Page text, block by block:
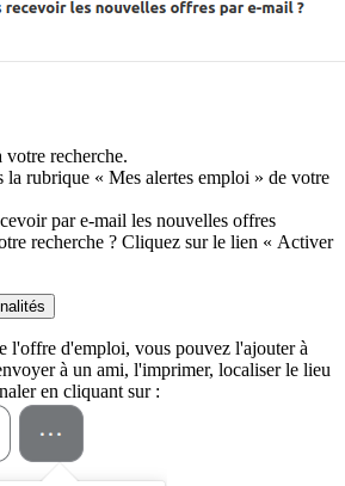
recherche.
la rubrique « Mes alertes emploi » de votre
par e-mail les nouvelles offres
recherche ? Cliquez sur le lien « Activer
l'offre d'emploi, vous pouvez l'ajouter à
à un ami, l'imprimer, localiser le lieu
en cliquant sur :